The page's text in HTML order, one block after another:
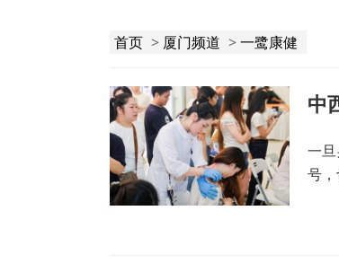
首页 > 厦门频道 >一鹭康健
中
一
号